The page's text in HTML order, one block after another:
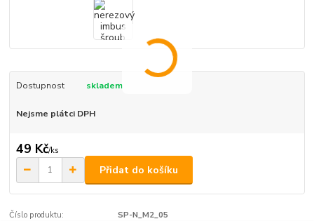
Dostupnost skladem
Nejsme plátci DPH
49 Kč/ks
Přidat do košíku
Číslo produktu: SP-N_M2_05